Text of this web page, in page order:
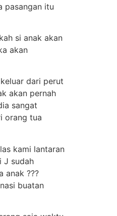
pasangan itu
si anak akan
akan
dari perut
akan pernah
sangat
orang tua
kami lantaran
J sudah
anak ???
buatan